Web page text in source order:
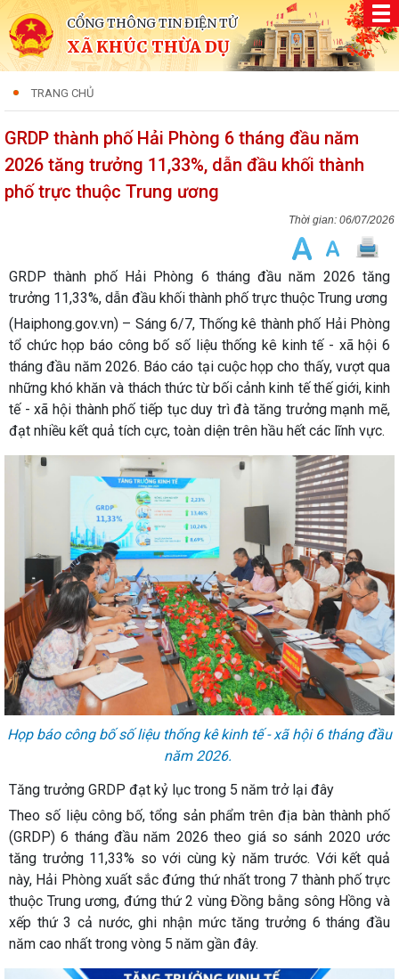
CỔNG THÔNG TIN ĐIỆN TỬ
XÃ KHÚC THỪA DỤ
TRANG CHỦ
GRDP thành phố Hải Phòng 6 tháng đầu năm
2026 tăng trưởng 11,33%, dẫn đầu khối thành
phố trực thuộc Trung ương
06/07/2026
GRDP thành phố Hải Phòng 6 tháng đầu năm 2026 tăng
trưởng 11,33%, dẫn đầu khối thành phố trực thuộc Trung ương
(Haiphong.gov.vn) – Sáng 6/7, Thống kê thành phố Hải Phòng
tổ chức họp báo công bố số liệu thống kê kinh tế - xã hội 6
tháng đầu năm 2026. Báo cáo tại cuộc họp cho thấy, vượt qua
những khó khăn và thách thức từ bối cảnh kinh tế thế giới, kinh
tế - xã hội thành phố tiếp tục duy trì đà tăng trưởng mạnh mẽ,
đạt nhiều kết quả tích cực, toàn diện trên hầu hết các lĩnh vực.
Họp báo công bố số liệu thống kê kinh tế - xã hội 6 tháng đầu
năm 2026.
Tăng trưởng GRDP đạt kỷ lục trong 5 năm trở lại đây
Theo số liệu công bố, tổng sản phẩm trên địa bàn thành phố
(GRDP) 6 tháng đầu năm 2026 theo giá so sánh 2020 ước
tăng trưởng 11,33% so với cùng kỳ năm trước. Với kết quả
này, Hải Phòng xuất sắc đứng thứ nhất trong 7 thành phố trực
thuộc Trung ương, đứng thứ 2 vùng Đồng bằng sông Hồng và
xếp thứ 3 cả nước, ghi nhận mức tăng trưởng 6 tháng đầu
năm cao nhất trong vòng 5 năm gần đây.